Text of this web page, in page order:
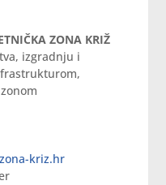
ZONA KRIŽ
izgradnju i
kriz.hr